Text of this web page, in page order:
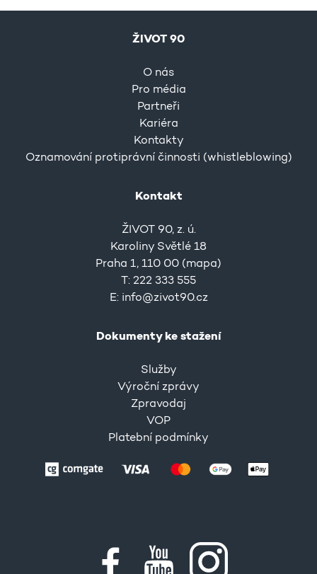
ŽIVOT 90
O nás
Pro média
Partneři
Kariéra
Kontakty
Oznamování protiprávní činnosti (whistleblowing)
Kontakt
ŽIVOT 90, z. ú.
Karoliny Světlé 18
Praha 1, 110 00 (mapa)
T: 222 333 555
E: info@zivot90.cz
Dokumenty ke stažení
Služby
Výroční zprávy
Zpravodaj
VOP
Platební podmínky